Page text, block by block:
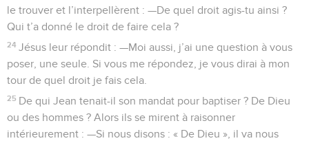
le trouver et l’interpellèrent : —De quel droit agis-tu ainsi ?
Qui t’a donné le droit de faire cela ?
24 Jésus leur répondit : —Moi aussi, j’ai une question à vous
poser, une seule. Si vous me répondez, je vous dirai à mon
tour de quel droit je fais cela.
25 De qui Jean tenait-il son mandat pour baptiser ? De Dieu
ou des hommes ? Alors ils se mirent à raisonner
intérieurement : —Si nous disons : « De Dieu », il va nous